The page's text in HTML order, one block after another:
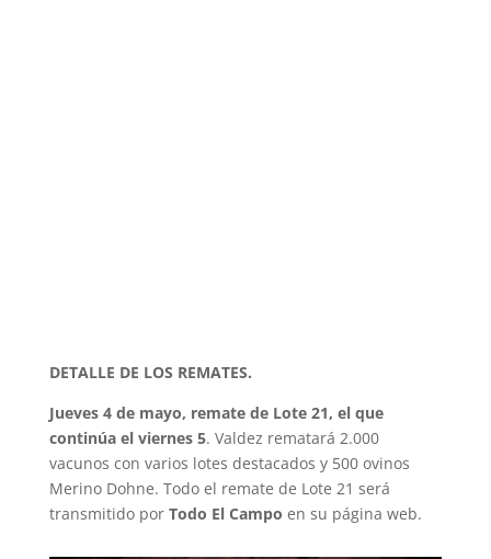
DETALLE DE LOS REMATES.
Jueves 4 de mayo, remate de Lote 21, el que
continúa el viernes 5. Valdez rematará 2.000
vacunos con varios lotes destacados y 500 ovinos
Merino Dohne. Todo el remate de Lote 21 será
transmitido por Todo El Campo en su página web.